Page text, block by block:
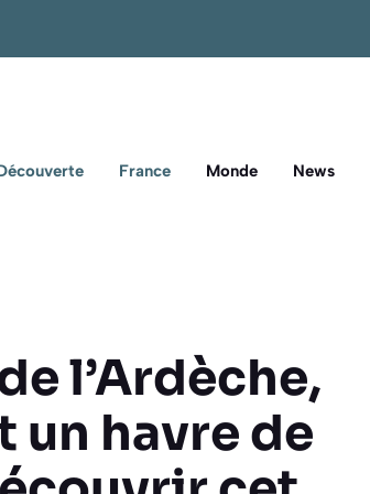
France Monde News
l’Ardèche,
un havre de